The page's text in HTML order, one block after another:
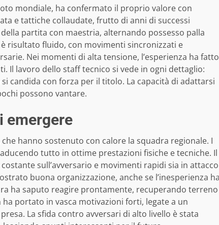
mondiale, ha confermato il proprio valore con
e tattiche collaudate, frutto di anni di successi
partita con maestria, alternando possesso palla
risultato fluido, con movimenti sincronizzati e
Nei momenti di alta tensione, l’esperienza ha fatto
Il lavoro dello staff tecnico si vede in ogni dettaglio:
si candida con forza per il titolo. La capacità di adattarsi
possono vantare.
emergere
hanno sostenuto con calore la squadra regionale. I
tutto in ottime prestazioni fisiche e tecniche. Il
sull’avversario e movimenti rapidi sia in attacco
buona organizzazione, anche se l’inesperienza
ha saputo reagire prontamente, recuperando terreno
ha portato in vasca motivazioni forti, legate a un
La sfida contro avversari di alto livello è stata